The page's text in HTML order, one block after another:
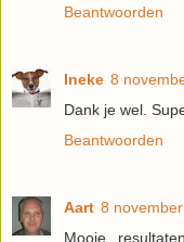
Beantwoorden
Ineke 8
Dank je wel.
Beantwoorden
Aart 8
Mooie